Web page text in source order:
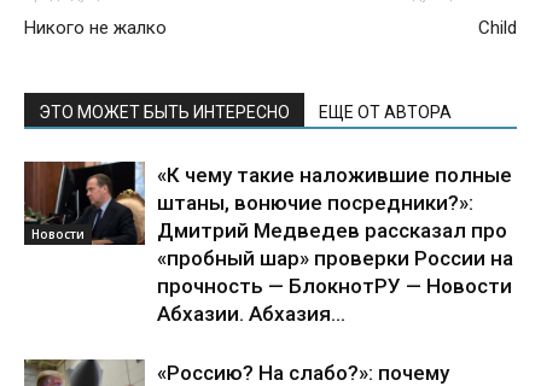
Никого не жалко Child
ЭТО МОЖЕТ БЫТЬ ИНТЕРЕСНО ЕЩЕ ОТ АВТОРА
Новости
«К чему такие наложившие полные
штаны, вонючие посредники?»:
Дмитрий Медведев рассказал про
«пробный шар» проверки России на
прочность — БлокнотРУ — Новости
Абхазии. Абхазия...
«Россию? На слабо?»: почему